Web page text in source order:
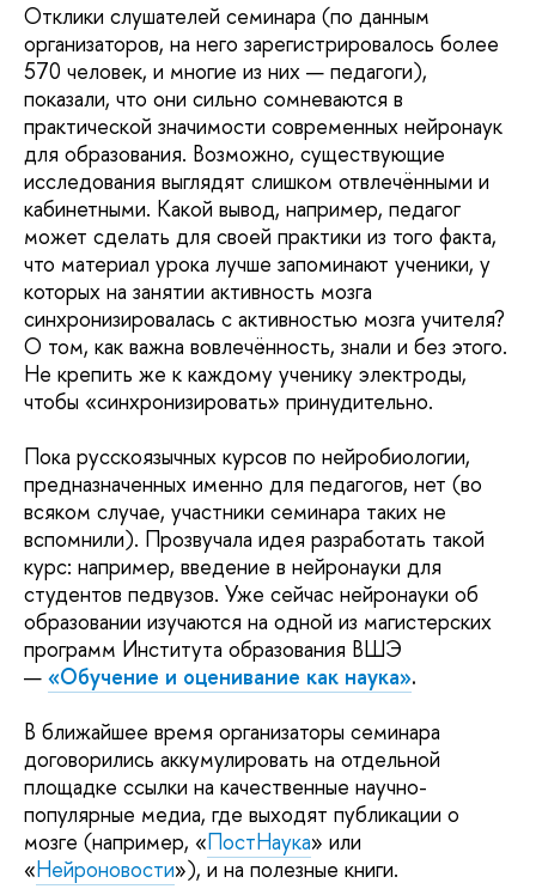
Отклики слушателей семинара (по данным
организаторов, на него зарегистрировалось более
570 человек, и многие из них — педагоги),
показали, что они сильно сомневаются в
практической значимости современных нейронаук
для образования. Возможно, существующие
исследования выглядят слишком отвлечёнными и
кабинетными. Какой вывод, например, педагог
может сделать для своей практики из того факта,
что материал урока лучше запоминают ученики, у
которых на занятии активность мозга
синхронизировалась с активностью мозга учителя?
О том, как важна вовлечённость, знали и без этого.
Не крепить же к каждому ученику электроды,
чтобы «синхронизировать» принудительно.
Пока русскоязычных курсов по нейробиологии,
предназначенных именно для педагогов, нет (во
всяком случае, участники семинара таких не
вспомнили). Прозвучала идея разработать такой
курс: например, введение в нейронауки для
студентов педвузов. Уже сейчас нейронауки об
образовании изучаются на одной из магистерских
программ Института образования ВШЭ
— «Обучение и оценивание как наука».
В ближайшее время организаторы семинара
договорились аккумулировать на отдельной
площадке ссылки на качественные научно-
популярные медиа, где выходят публикации о
мозге (например, «ПостНаука» или
«Нейроновости»), и на полезные книги.